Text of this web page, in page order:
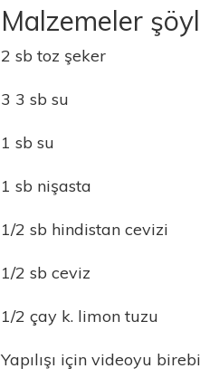
Malzemeler
2 sb toz şeker
3 3 sb su
1 sb su
1 sb nişasta
1/2 sb hindistan cevizi
1/2 sb ceviz
1/2 çay k. limon tuzu
Yapılışı için videoyu